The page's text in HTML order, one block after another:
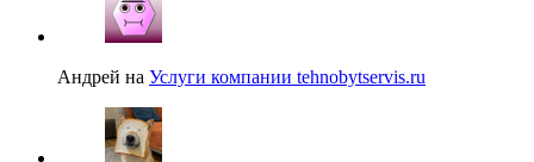
Андрей на Услуги компании tehnobytservis.ru